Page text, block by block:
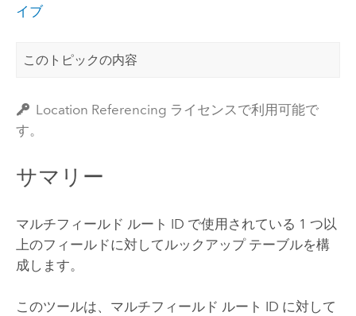
イブ
このトピックの内容
Location Referencing ライセンスで利用可能で
す。
サマリー
マルチフィールド ルート ID で使用されている 1 つ以
上のフィールドに対してルックアップ テーブルを構
成します。
このツールは、マルチフィールド ルート ID に対して